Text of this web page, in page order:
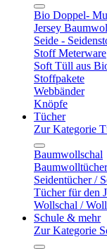
Bio Doppel-
Jersey
Seide -
Stoff Meterware
Soft Tüll aus
Stoffpakete
Webbänder
Knöpfe
Tücher
Zur Kategorie
Baumwollschal
Baumwolltücher
Seidentücher /
Tücher für den
Wollschal /
Schule & mehr
Zur Kategorie